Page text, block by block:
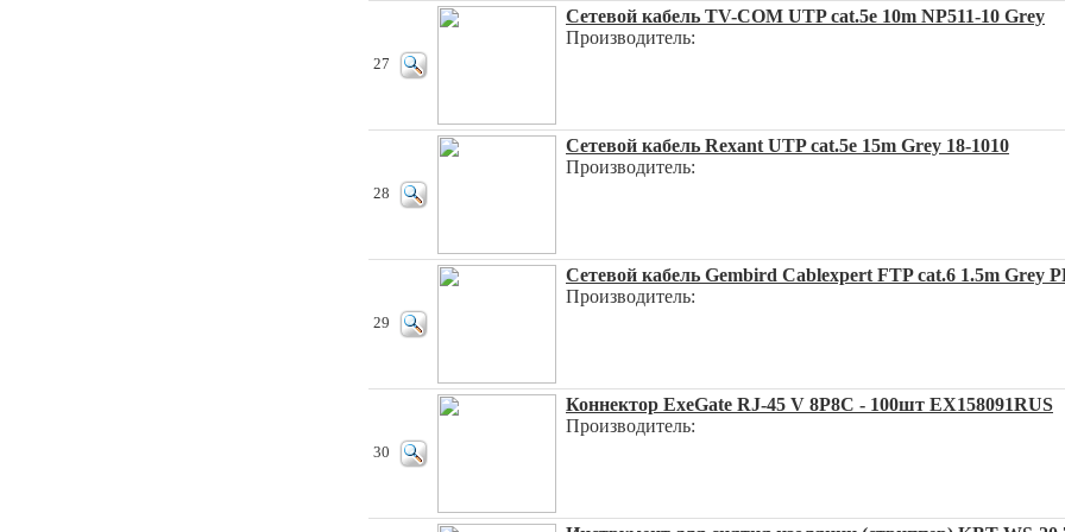
27
Сетевой кабель TV-COM UTP cat.5e 10m NP511-10 Grey
Производитель:
28
Сетевой кабель Rexant UTP cat.5e 15m Grey 18-1010
Производитель:
29
Сетевой кабель Gembird Cablexpert FTP cat.6 1.5m Grey
Производитель:
30
Коннектор ExeGate RJ-45 V 8P8C - 100шт EX158091RUS
Производитель: